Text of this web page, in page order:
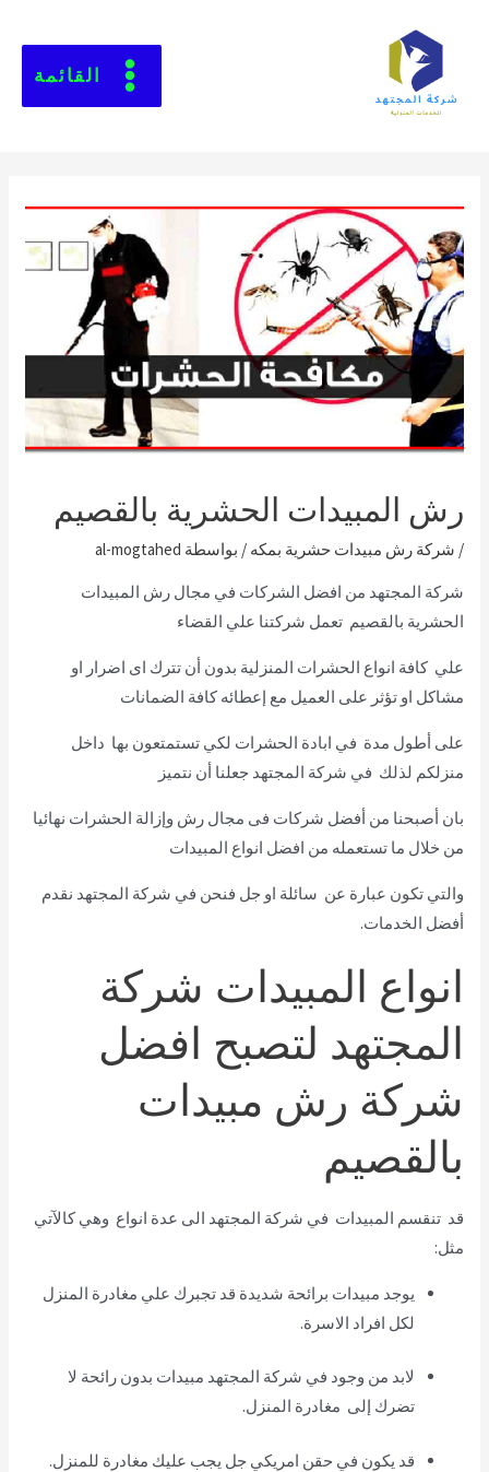
القائمة
رش المبيدات الحشرية بالقصيم
/ شركة رش مبيدات حشرية بمكه / بواسطة al-mogtahed
شركة المجتهد من افضل الشركات في مجال رش المبيدات
الحشرية بالقصيم تعمل شركتنا علي القضاء
علي كافة انواع الحشرات المنزلية بدون أن تترك اى اضرار او
مشاكل او تؤثر على العميل مع إعطائه كافة الضمانات
على أطول مدة في ابادة الحشرات لكي تستمتعون بها داخل
منزلكم لذلك في شركة المجتهد جعلنا أن نتميز
بان أصبحنا من أفضل شركات فى مجال رش وإزالة الحشرات نهائيا
من خلال ما تستعمله من افضل انواع المبيدات
والتي تكون عبارة عن سائلة او جل فنحن في شركة المجتهد نقدم
أفضل الخدمات.
انواع المبيدات شركة
المجتهد لتصبح افضل
شركة رش مبيدات
بالقصيم
قد تنقسم المبيدات في شركة المجتهد الى عدة انواع وهي كالآتي
مثل:
يوجد مبيدات برائحة شديدة قد تجبرك علي مغادرة المنزل
لكل افراد الاسرة.
لابد من وجود في شركة المجتهد مبيدات بدون رائحة لا
تضرك إلى مغادرة المنزل.
قد يكون في حقن امريكي جل يجب عليك مغادرة للمنزل.